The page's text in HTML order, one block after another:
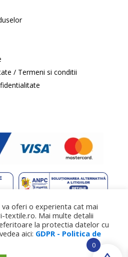
/ Termeni si conditii
|gazduire webby SpeedHost
oferi o experienta cat mai
textile.ro. Mai multe detalii
la protectia datelor cu
aici: GDPR - Politica de
0